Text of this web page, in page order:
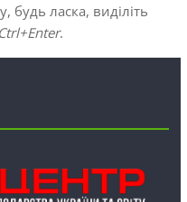
ласка, виділіть
Ctrl+Enter.